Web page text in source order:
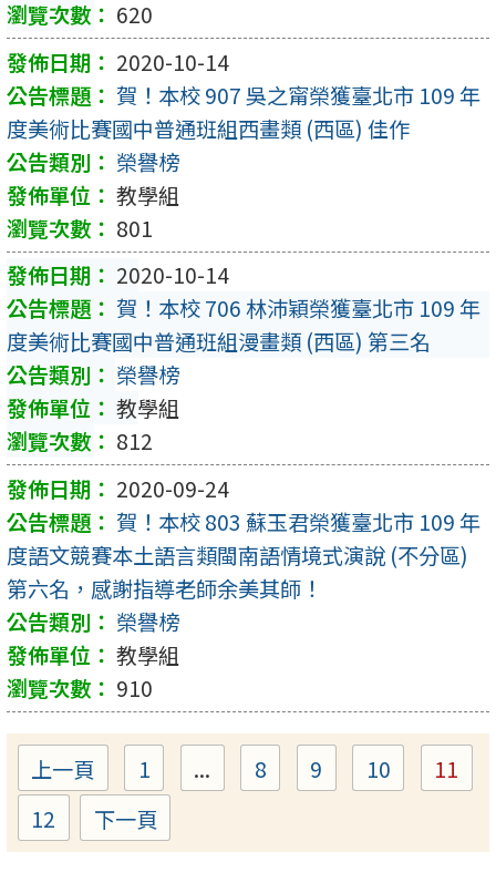
620
2020-10-14
賀！本校 907 吳之甯榮獲臺北市 109 年
度美術比賽國中普通班組西畫類 (西區) 佳作
榮譽榜
教學組
801
2020-10-14
賀！本校 706 林沛穎榮獲臺北市 109 年
度美術比賽國中普通班組漫畫類 (西區) 第三名
榮譽榜
教學組
812
2020-09-24
賀！本校 803 蘇玉君榮獲臺北市 109 年
度語文競賽本土語言類閩南語情境式演說 (不分區)
第六名，感謝指導老師余美其師！
榮譽榜
教學組
910
上一頁 Page
1 ... Page
8 Page
9 Page
10 Page
11
Page
12 下一頁